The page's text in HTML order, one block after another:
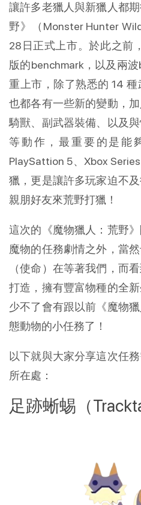
讓許多老獵人與新獵人都
野》（Monster Hunter
28日正式上市。於此之前
版的benchmark，以及兩
重上市，除了熟悉的 14
也都各有一些新的變動，
騎獸、副武器裝備、以及
等動作，最重要的是能
PlaySattion 5、Xbox
獵，更是讓許多玩家迫不
親朋好友來荒野打獵！
這次的《魔物獵人：荒野
魔物的任務劇情之外，當
（使命）在等著我們，而
打造，擁有豐富物種的全
少不了會有跟以前《魔物
態動物的小任務了！
以下就與大家分享這次任
所在處：
足跡蜥蜴（